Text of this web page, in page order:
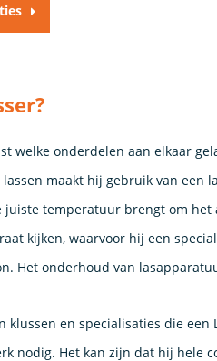
welke onderdelen aan elkaar
maakt hij gebruik van een
temperatuur brengt om
kijken, waarvoor hij een
Het onderhoud van
klussen en specialisaties die
nodig. Het kan zijn dat hij hele